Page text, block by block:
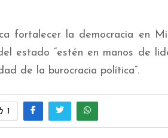
fortalecer la democracia en
estado “estén en manos de
de la burocracia política”.
1